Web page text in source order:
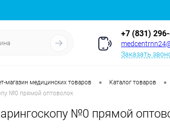
+7 (831)
Заказать
магазин медицинских товаров • Каталог товаров •
№0 прямой оптоволок
№0 прямой